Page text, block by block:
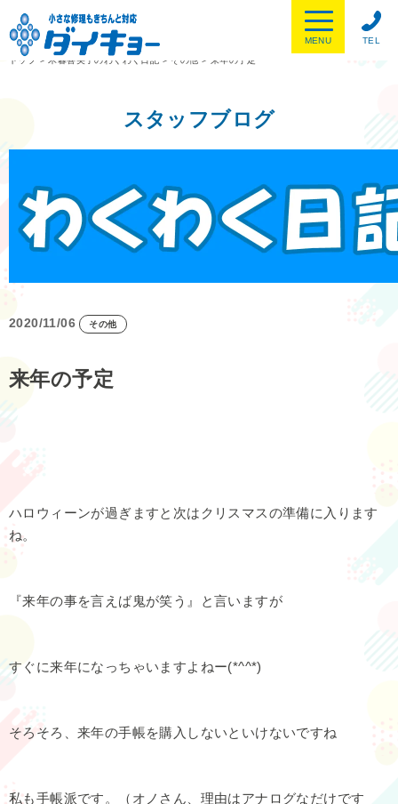
TEL
MENU
トップ
> 木暮喜美子のわくわく日記 > その他 > 来年の予定
スタッフブログ
2020/11/06 その他
来年の予定
ハロウィーンが過ぎますと次はクリスマスの準備に入ります
ね。
『来年の事を言えば鬼が笑う』と言いますが
すぐに来年になっちゃいますよねー(*^^*)
そろそろ、来年の手帳を購入しないといけないですね
私も手帳派です。（オノさん、理由はアナログなだけです